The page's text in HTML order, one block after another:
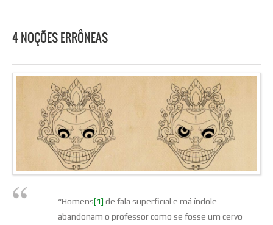
4 NOÇÕES ERRÔNEAS
“Homens[1] de fala superficial e má índole
abandonam o professor como se fosse um cervo